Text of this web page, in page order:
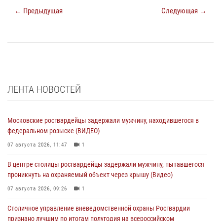
← Предыдущая Следующая →
ЛЕНТА НОВОСТЕЙ
Московские росгвардейцы задержали мужчину, находившегося в
федеральном розыске (ВИДЕО)
07 августа 2026, 11:47 1
В центре столицы росгвардейцы задержали мужчину, пытавшегося
проникнуть на охраняемый объект через крышу (Видео)
07 августа 2026, 09:26 1
Столичное управление вневедомственной охраны Росгвардии
признано лучшим по итогам полугодия на всероссийском